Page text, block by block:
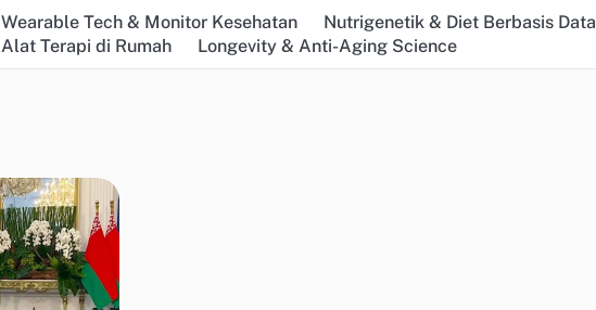
Wearable Tech & Monitor Kesehatan Nutrigenetik & Diet Berbasis Data
Alat Terapi di Rumah
Longevity & Anti-Aging Science